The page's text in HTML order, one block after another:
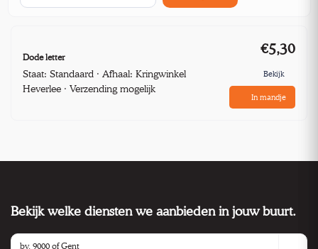
Dode letter
Staat: Standaard · Afhaal: Kringwinkel
Heverlee · Verzending mogelijk
€5,30
Bekijk
In mandje
Bekijk welke diensten we aanbieden in jouw buurt.